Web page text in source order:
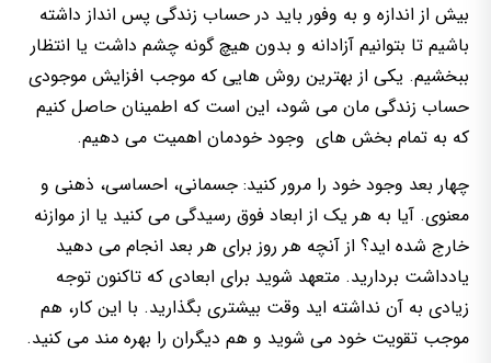
بیش از اندازه و به وفور باید در حساب زندگی پس انداز داشته
باشیم تا بتوانیم آزادانه و بدون هیچ گونه چشم داشت یا انتظار
ببخشیم. یکی از بهترین روش هایی که موجب افزایش موجودی
حساب زندگی مان می شود، این است که اطمینان حاصل کنیم
که به تمام بخش های وجود خودمان اهمیت می دهیم.
چهار بعد وجود خود را مرور کنید: جسمانی، احساسی، ذهنی و
معنوی. آیا به هر یک از ابعاد فوق رسیدگی می کنید یا از موازنه
خارج شده اید؟ از آنچه هر روز برای هر بعد انجام می دهید
یادداشت بردارید. متعهد شوید برای ابعادی که تاکنون توجه
زیادی به آن نداشته اید وقت بیشتری بگذارید. با این کار، هم
موجب تقویت خود می شوید و هم دیگران را بهره مند می کنید.